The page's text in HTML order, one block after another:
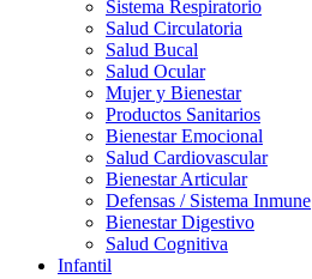
Sistema Respiratorio
Salud Circulatoria
Salud Bucal
Salud Ocular
Mujer y Bienestar
Productos Sanitarios
Bienestar Emocional
Salud Cardiovascular
Bienestar Articular
Defensas / Sistema Inmune
Bienestar Digestivo
Salud Cognitiva
Infantil